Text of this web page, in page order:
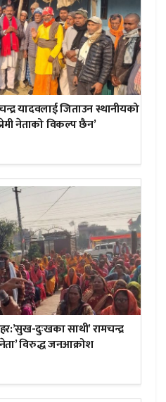
यादवलाई जिताउन स्थानीयको
नेताको विकल्प छैन’
दुःखका साथी’ रामचन्द्र
विरुद्ध जनआक्रोश